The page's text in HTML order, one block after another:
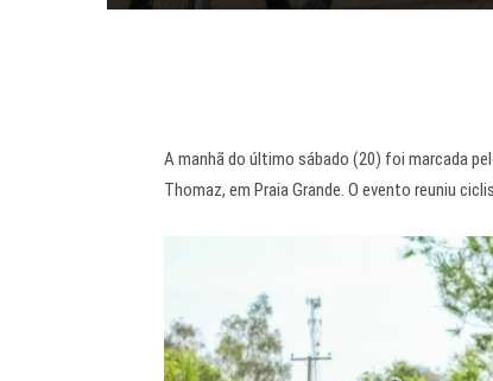
A manhã do último sábado (20) foi marcada
Thomaz, em Praia Grande. O evento reuniu